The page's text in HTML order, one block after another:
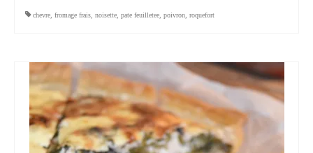
chevre fromage frais noisette pate feuilletee poivron roquefort